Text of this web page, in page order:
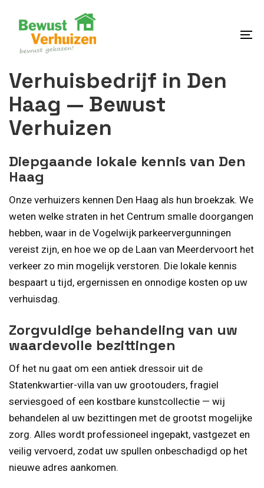
content
Verhuisbedrijf in Den
Haag — Bewust
Verhuizen
Diepgaande lokale kennis van Den
Haag
Onze verhuizers kennen Den Haag als hun broekzak. We
weten welke straten in het Centrum smalle doorgangen
hebben, waar in de Vogelwijk parkeervergunningen
vereist zijn, en hoe we op de Laan van Meerdervoort het
verkeer zo min mogelijk verstoren. Die lokale kennis
bespaart u tijd, ergernissen en onnodige kosten op uw
verhuisdag.
Zorgvuldige behandeling van uw
waardevolle bezittingen
Of het nu gaat om een antiek dressoir uit de
Statenkwartier-villa van uw grootouders, fragiel
serviesgoed of een kostbare kunstcollectie — wij
behandelen al uw bezittingen met de grootst mogelijke
zorg. Alles wordt professioneel ingepakt, vastgezet en
veilig vervoerd, zodat uw spullen onbeschadigd op het
nieuwe adres aankomen.